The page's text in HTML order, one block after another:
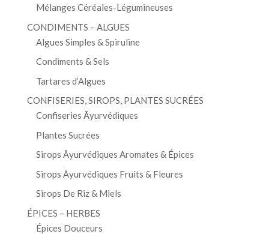
Mélanges Céréales-Légumineuses
CONDIMENTS – ALGUES
Algues Simples & Spiruline
Condiments & Sels
Tartares d’Algues
CONFISERIES, SIROPS, PLANTES SUCRÉES
Confiseries Āyurvédiques
Plantes Sucrées
Sirops Āyurvédiques Aromates & Épices
Sirops Āyurvédiques Fruits & Fleures
Sirops De Riz & Miels
ÉPICES – HERBES
Épices Douceurs